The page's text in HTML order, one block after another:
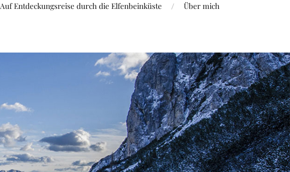
Auf Entdeckungsreise durch die Elfenbeinküste Über mich